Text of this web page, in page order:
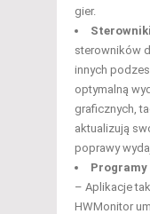
gier.
Sterowniki
sterowników
innych
optymalną
graficznych,
aktualizują
poprawy
– Aplikacje
HWMonitor